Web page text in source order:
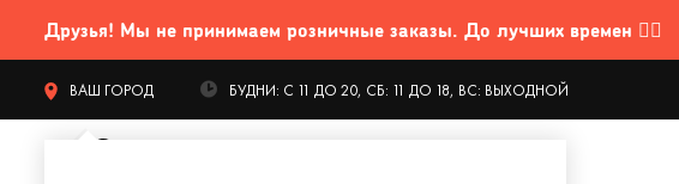
Друзья! Мы не принимаем розничные заказы. До лучших времен 🤷‍♂️
ВАШ ГОРОД БУДНИ: С 11 ДО 20, СБ: 11 ДО 18, ВС: ВЫХОДНОЙ